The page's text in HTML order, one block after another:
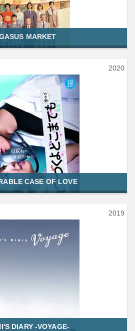
MARKET
2020
CASE OF LOVE
2019
DIARY -VOYAGE-